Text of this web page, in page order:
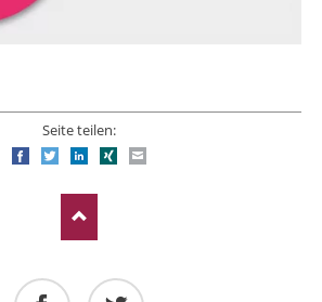
Seite teilen:
FacebookTwitterLinkedIn
Xing